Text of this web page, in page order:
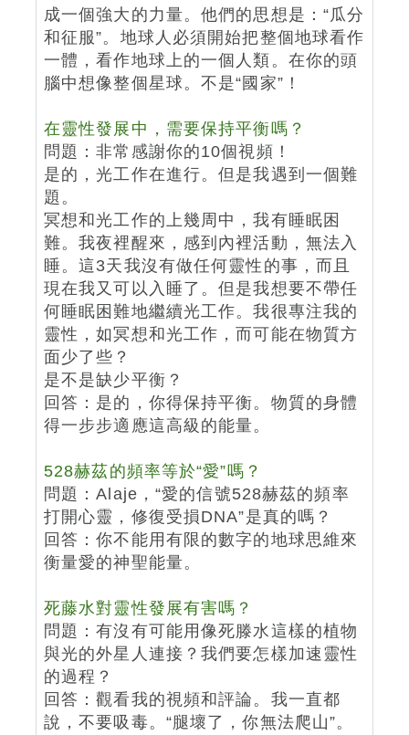
成一個強大的力量。他們的思想是：“瓜分
和征服”。地球人必須開始把整個地球看作
一體，看作地球上的一個人類。在你的頭
腦中想像整個星球。不是“國家”！
在靈性發展中，需要保持平衡嗎？
問題：非常感謝你的10個視頻！
是的，光工作在進行。但是我遇到一個難
題。
冥想和光工作的上幾周中，我有睡眠困
難。我夜裡醒來，感到內裡活動，無法入
睡。這3天我沒有做任何靈性的事，而且
現在我又可以入睡了。但是我想要不帶任
何睡眠困難地繼續光工作。我很專注我的
靈性，如冥想和光工作，而可能在物質方
面少了些？
是不是缺少平衡？
回答：是的，你得保持平衡。物質的身體
得一步步適應這高級的能量。
528赫茲的頻率等於“愛”嗎？
問題：Alaje，“愛的信號528赫茲的頻率
打開心靈，修復受損DNA”是真的嗎？
回答：你不能用有限的數字的地球思維來
衡量愛的神聖能量。
死藤水對靈性發展有害嗎？
問題：有沒有可能用像死滕水這樣的植物
與光的外星人連接？我們要怎樣加速靈性
的過程？
回答：觀看我的視頻和評論。我一直都
說，不要吸毒。“腿壞了，你無法爬山”。